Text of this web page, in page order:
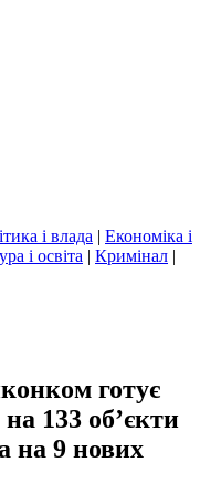
і влада | Економіка і
і освіта | Кримінал |
готує
133 об’єкти
на 9 нових